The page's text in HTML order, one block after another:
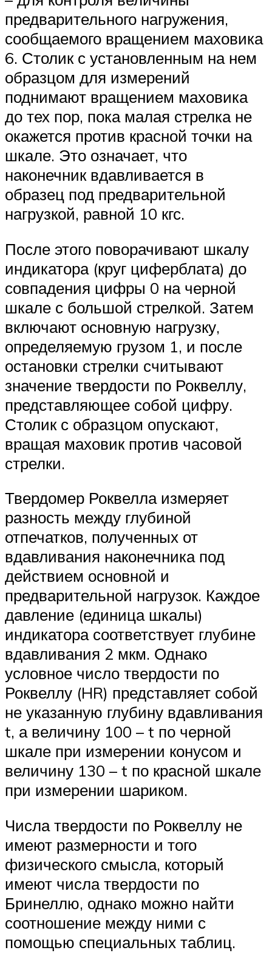
предварительного нагружения,
сообщаемого вращением маховика
6. Столик с установленным на нем
образцом для измерений
поднимают вращением маховика
до тех пор, пока малая стрелка не
окажется против красной точки на
шкале. Это означает, что
наконечник вдавливается в
образец под предварительной
нагрузкой, равной 10 кгс.
После этого поворачивают шкалу
индикатора (круг циферблата) до
совпадения цифры 0 на черной
шкале с большой стрелкой. Затем
включают основную нагрузку,
определяемую грузом 1, и после
остановки стрелки считывают
значение твердости по Роквеллу,
представляющее собой цифру.
Столик с образцом опускают,
вращая маховик против часовой
стрелки.
Твердомер Роквелла измеряет
разность между глубиной
отпечатков, полученных от
вдавливания наконечника под
действием основной и
предварительной нагрузок. Каждое
давление (единица шкалы)
индикатора соответствует глубине
вдавливания 2 мкм. Однако
условное число твердости по
Роквеллу (HR) представляет собой
не указанную глубину вдавливания
t, а величину 100 – t по черной
шкале при измерении конусом и
величину 130 – t по красной шкале
при измерении шариком.
Числа твердости по Роквеллу не
имеют размерности и того
физического смысла, который
имеют числа твердости по
Бринеллю, однако можно найти
соотношение между ними с
помощью специальных таблиц.